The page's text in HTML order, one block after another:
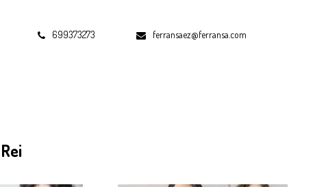
699373273 ferransaez@ferransa.com